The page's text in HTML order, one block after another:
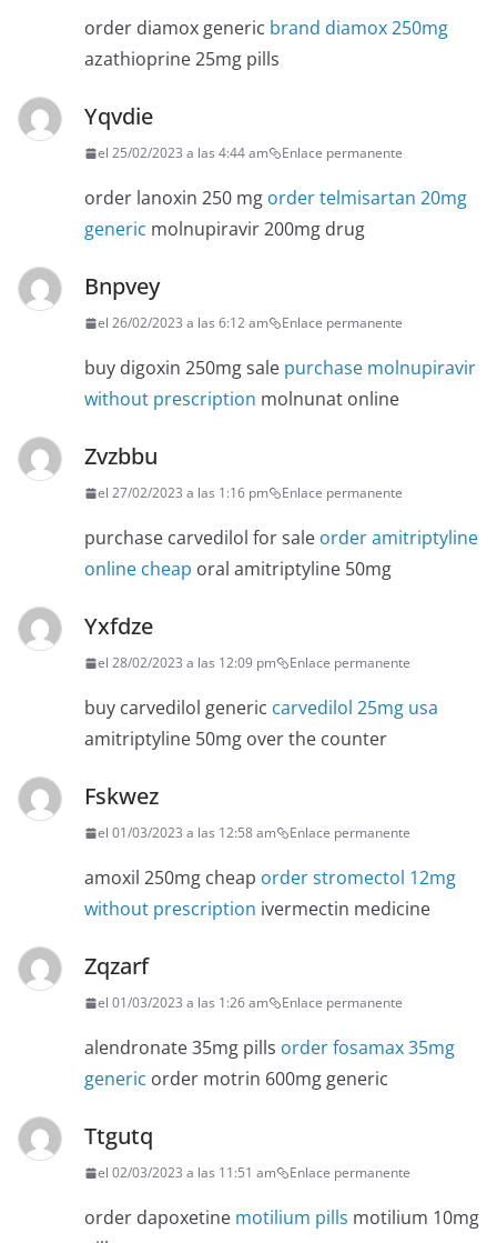
order diamox generic brand diamox 250mg
azathioprine 25mg pills
Yqvdie
el 25/02/2023 a las 4:44 am Enlace permanente
order lanoxin 250 mg order telmisartan 20mg
generic molnupiravir 200mg drug
Bnpvey
el 26/02/2023 a las 6:12 am Enlace permanente
buy digoxin 250mg sale purchase molnupiravir
without prescription molnunat online
Zvzbbu
el 27/02/2023 a las 1:16 pm Enlace permanente
purchase carvedilol for sale order amitriptyline
online cheap oral amitriptyline 50mg
Yxfdze
el 28/02/2023 a las 12:09 pm Enlace permanente
buy carvedilol generic carvedilol 25mg usa
amitriptyline 50mg over the counter
Fskwez
el 01/03/2023 a las 12:58 am Enlace permanente
amoxil 250mg cheap order stromectol 12mg
without prescription ivermectin medicine
Zqzarf
el 01/03/2023 a las 1:26 am Enlace permanente
alendronate 35mg pills order fosamax 35mg
generic order motrin 600mg generic
Ttgutq
el 02/03/2023 a las 11:51 am Enlace permanente
order dapoxetine motilium pills motilium 10mg